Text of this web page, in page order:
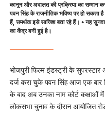
कानून और अदालत की प्रक्रिया का सम्मान
पवन सिंह के राजनीतिक भविष्य पर हो सकता
हैं, समर्थक इसे साजिश बता रहे हैं। • यह
का केंद्र बनी हुई है।
भोजपुरी फिल्म इंडस्ट्री के
दर्ज करा चुके पवन सिंह आज एक बार
के बाद अब उनका नाम कोर्ट
लोकसभा चुनाव के दौरान आयोजित